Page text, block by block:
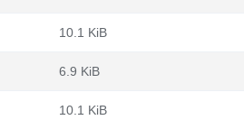
10.1 KiB
6.9 KiB
10.1 KiB